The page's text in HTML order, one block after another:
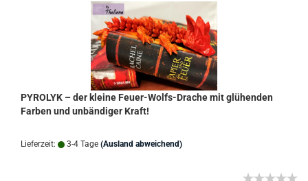
PYROLYK – der kleine Feuer-Wolfs-Drache mit glühenden
Farben und unbändiger Kraft!
Lieferzeit: 3-4 Tage (Ausland abweichend)